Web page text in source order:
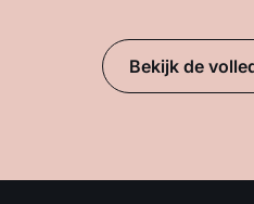
Bekijk de